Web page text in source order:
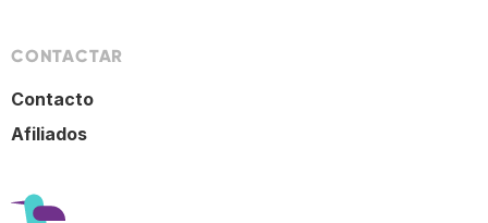
CONTACTAR
Contacto
Afiliados